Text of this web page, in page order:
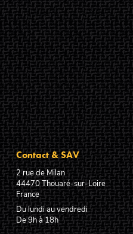
Contact & SAV
2 rue de Milan
44470Thouaré-sur-Loire
France
Du lundi au vendredi
De 9h à 18h